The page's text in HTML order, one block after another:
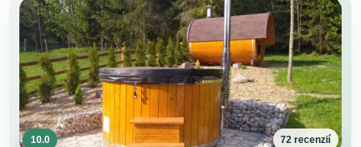
10.0 72 recenzií